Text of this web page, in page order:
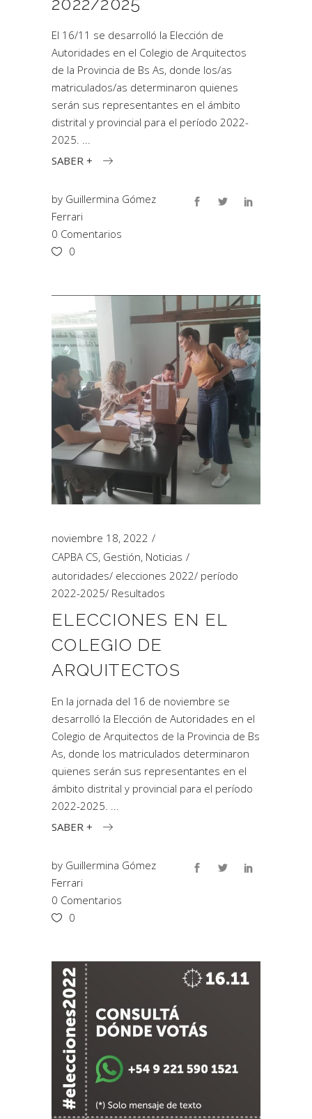
El 16/11 se desarrolló la Elección de
Autoridades en el Colegio de Arquitectos
de la Provincia de Bs As, donde los/as
matriculados/as determinaron quienes
serán sus representantes en el ámbito
distrital y provincial para el período 2022-
2025.
SABER +
by Guillermina Gómez
Ferrari
0 Comentarios
0
noviembre 18, 2022
CAPBA CS, Gestión, Noticias
autoridades/ elecciones 2022/ período
2022-2025/ Resultados
ELECCIONES EN EL
COLEGIO DE
ARQUITECTOS
En la jornada del 16 de noviembre se
desarrolló la Elección de Autoridades en el
Colegio de Arquitectos de la Provincia de Bs
As, donde los matriculados determinaron
quienes serán sus representantes en el
ámbito distrital y provincial para el período
2022-2025.
SABER +
by Guillermina Gómez
Ferrari
0 Comentarios
0